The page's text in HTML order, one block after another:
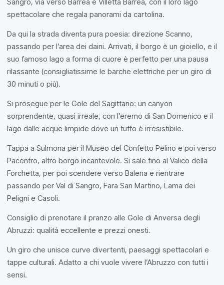
spettacolare che regala panorami da cartolina.
Da qui la strada diventa pura poesia: direzione Scanno,
passando per l’area dei daini. Arrivati, il borgo è un gioiello, e il
suo famoso lago a forma di cuore è perfetto per una pausa
rilassante (consigliatissime le barche elettriche per un giro di
30 minuti o più).
Si prosegue per le Gole del Sagittario: un canyon
sorprendente, quasi irreale, con l’eremo di San Domenico e il
lago dalle acque limpide dove un tuffo è irresistibile.
Tappa a Sulmona per il Museo del Confetto Pelino e poi verso
Pacentro, altro borgo incantevole. Si sale fino al Valico della
Forchetta, per poi scendere verso Balena e rientrare
passando per Val di Sangro, Fara San Martino, Lama dei
Peligni e Casoli.
Consiglio di prenotare il pranzo alle Gole di Anversa degli
Abruzzi: qualità eccellente e prezzi onesti.
Un giro che unisce curve divertenti, paesaggi spettacolari e
tappe culturali. Adatto a chi vuole vivere l’Abruzzo con tutti i
sensi.